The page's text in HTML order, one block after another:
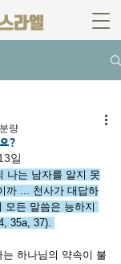
?
량
일
나는 남자를 알지 못
까 ... 천사가 대답하
모든 말씀은 능하지
35a, 37).
하나님의 약속이 불